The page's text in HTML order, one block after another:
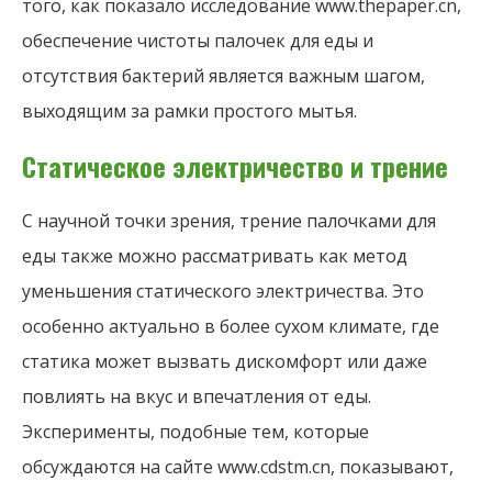
того, как показало исследование www.thepaper.cn,
обеспечение чистоты палочек для еды и
отсутствия бактерий является важным шагом,
выходящим за рамки простого мытья.
Статическое электричество и трение
С научной точки зрения, трение палочками для
еды также можно рассматривать как метод
уменьшения статического электричества. Это
особенно актуально в более сухом климате, где
статика может вызвать дискомфорт или даже
повлиять на вкус и впечатления от еды.
Эксперименты, подобные тем, которые
обсуждаются на сайте www.cdstm.cn, показывают,